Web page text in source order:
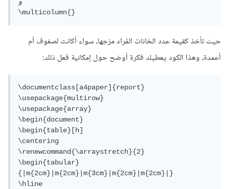
وَ
\multicolumn{}
حيث تأخذ كقيمة عدد الخانات المُراد مزجها، سواء أكانت لصفوف أم
أعمدة، وهذا الكود يعطيك فكرة أوضح حول إمكانية فعل ذلك:
\documentclass[a4paper]{report}
\usepackage{multirow}
\usepackage{array}
\begin{document}
\begin{table}[h]
\centering
\renewcommand{\arraystretch}{2}
\begin{tabular}
{|m{2cm}|m{2cm}|m{3cm}|m{2cm}|m{2cm}|}
\hline